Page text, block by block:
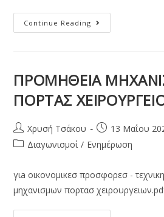
Continue Reading
ΠΡΟΜΗΘΕΙΑ
ΠΟΡΤΑΣ
Χρυσή Τσάκου
13 Μαΐου
Διαγωνισμοί / Ενημέρωση
γιa οικονομικεσ προσφορεσ -
μηχανισμων πορτασ